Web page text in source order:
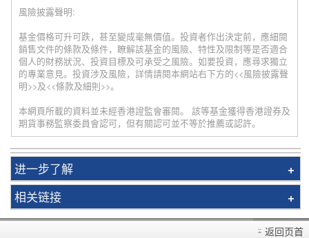
風險披露聲明:
基金價格可升可跌，甚至變成毫無價值。投資者作出決定前，應細閱
銷售文件的條款及條件，瞭解該基金的風險、特性及限制等是否適合
個人的財務狀況、投資目標及可承受之風險。如要投資，應尋求獨立
的專業意見。投資涉及風險，詳情請閱本網站右下方的<<風險披露聲
明>>及<<條款及細則>>。
本網頁所載的資料並未經香港證監會審閱。 該等基金獲得香港證券及
期貨事務監察委員會認可，但有關認可並不等於推薦或認許。
进一步了解
基金評論
Promotion
相关链接
收費概覽
返回页首